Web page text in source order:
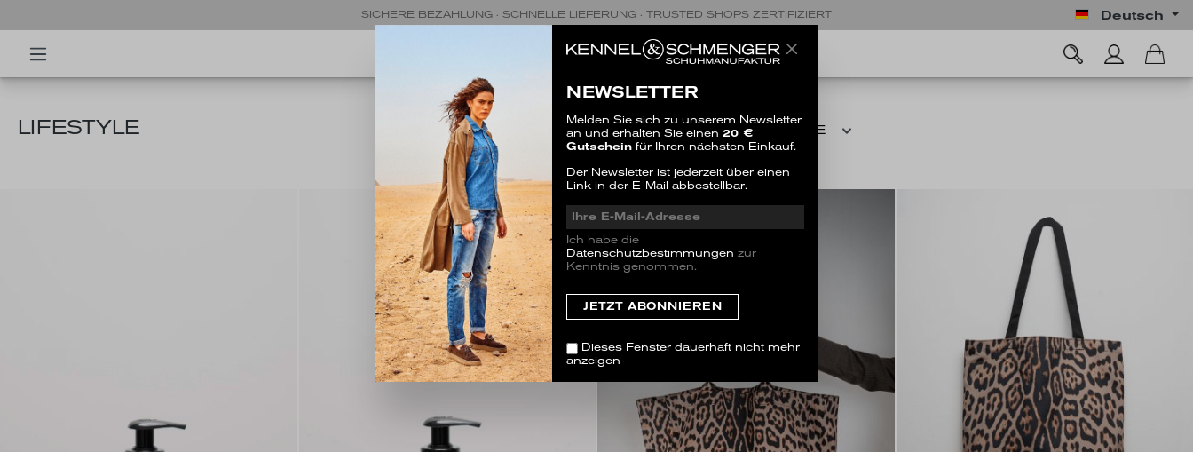
SICHERE BEZAHLUNG · SCHNELLE LIEFERUNG · TRUSTED SHOPS ZERTIFIZIERT Deutsch
LIFESTYLE GRÖSSE FARBE
MATERIAL
NEWSLETTER
Melden Sie sich zu unserem Newsletter
an und erhalten Sie einen 20 €
Gutschein für Ihren nächsten Einkauf.
Der Newsletter ist jederzeit über einen
Link in der E-Mail abbestellbar.
Ich habe die
Datenschutzbestimmungen zur
Kenntnis genommen.
Dieses Fenster dauerhaft nicht mehr
anzeigen